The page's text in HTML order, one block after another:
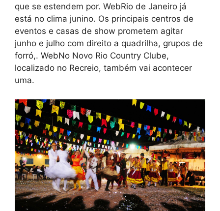
que se estendem por. WebRio de Janeiro já
está no clima junino. Os principais centros de
eventos e casas de show prometem agitar
junho e julho com direito a quadrilha, grupos de
forró,. WebNo Novo Rio Country Clube,
localizado no Recreio, também vai acontecer
uma.